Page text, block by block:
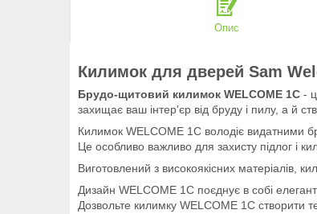
Опис
Килимок для дверей Sam
Брудо-щитовий килимок WELCOME 1C -
захищає ваш інтер'єр від бруду і пилу, а й
Килимок WELCOME 1C володіє видатними
Це особливо важливо для захисту підлог і
Виготовлений з високоякісних матеріалів,
Дизайн WELCOME 1C поєднує в собі
Дозвольте килимку WELCOME 1C створити